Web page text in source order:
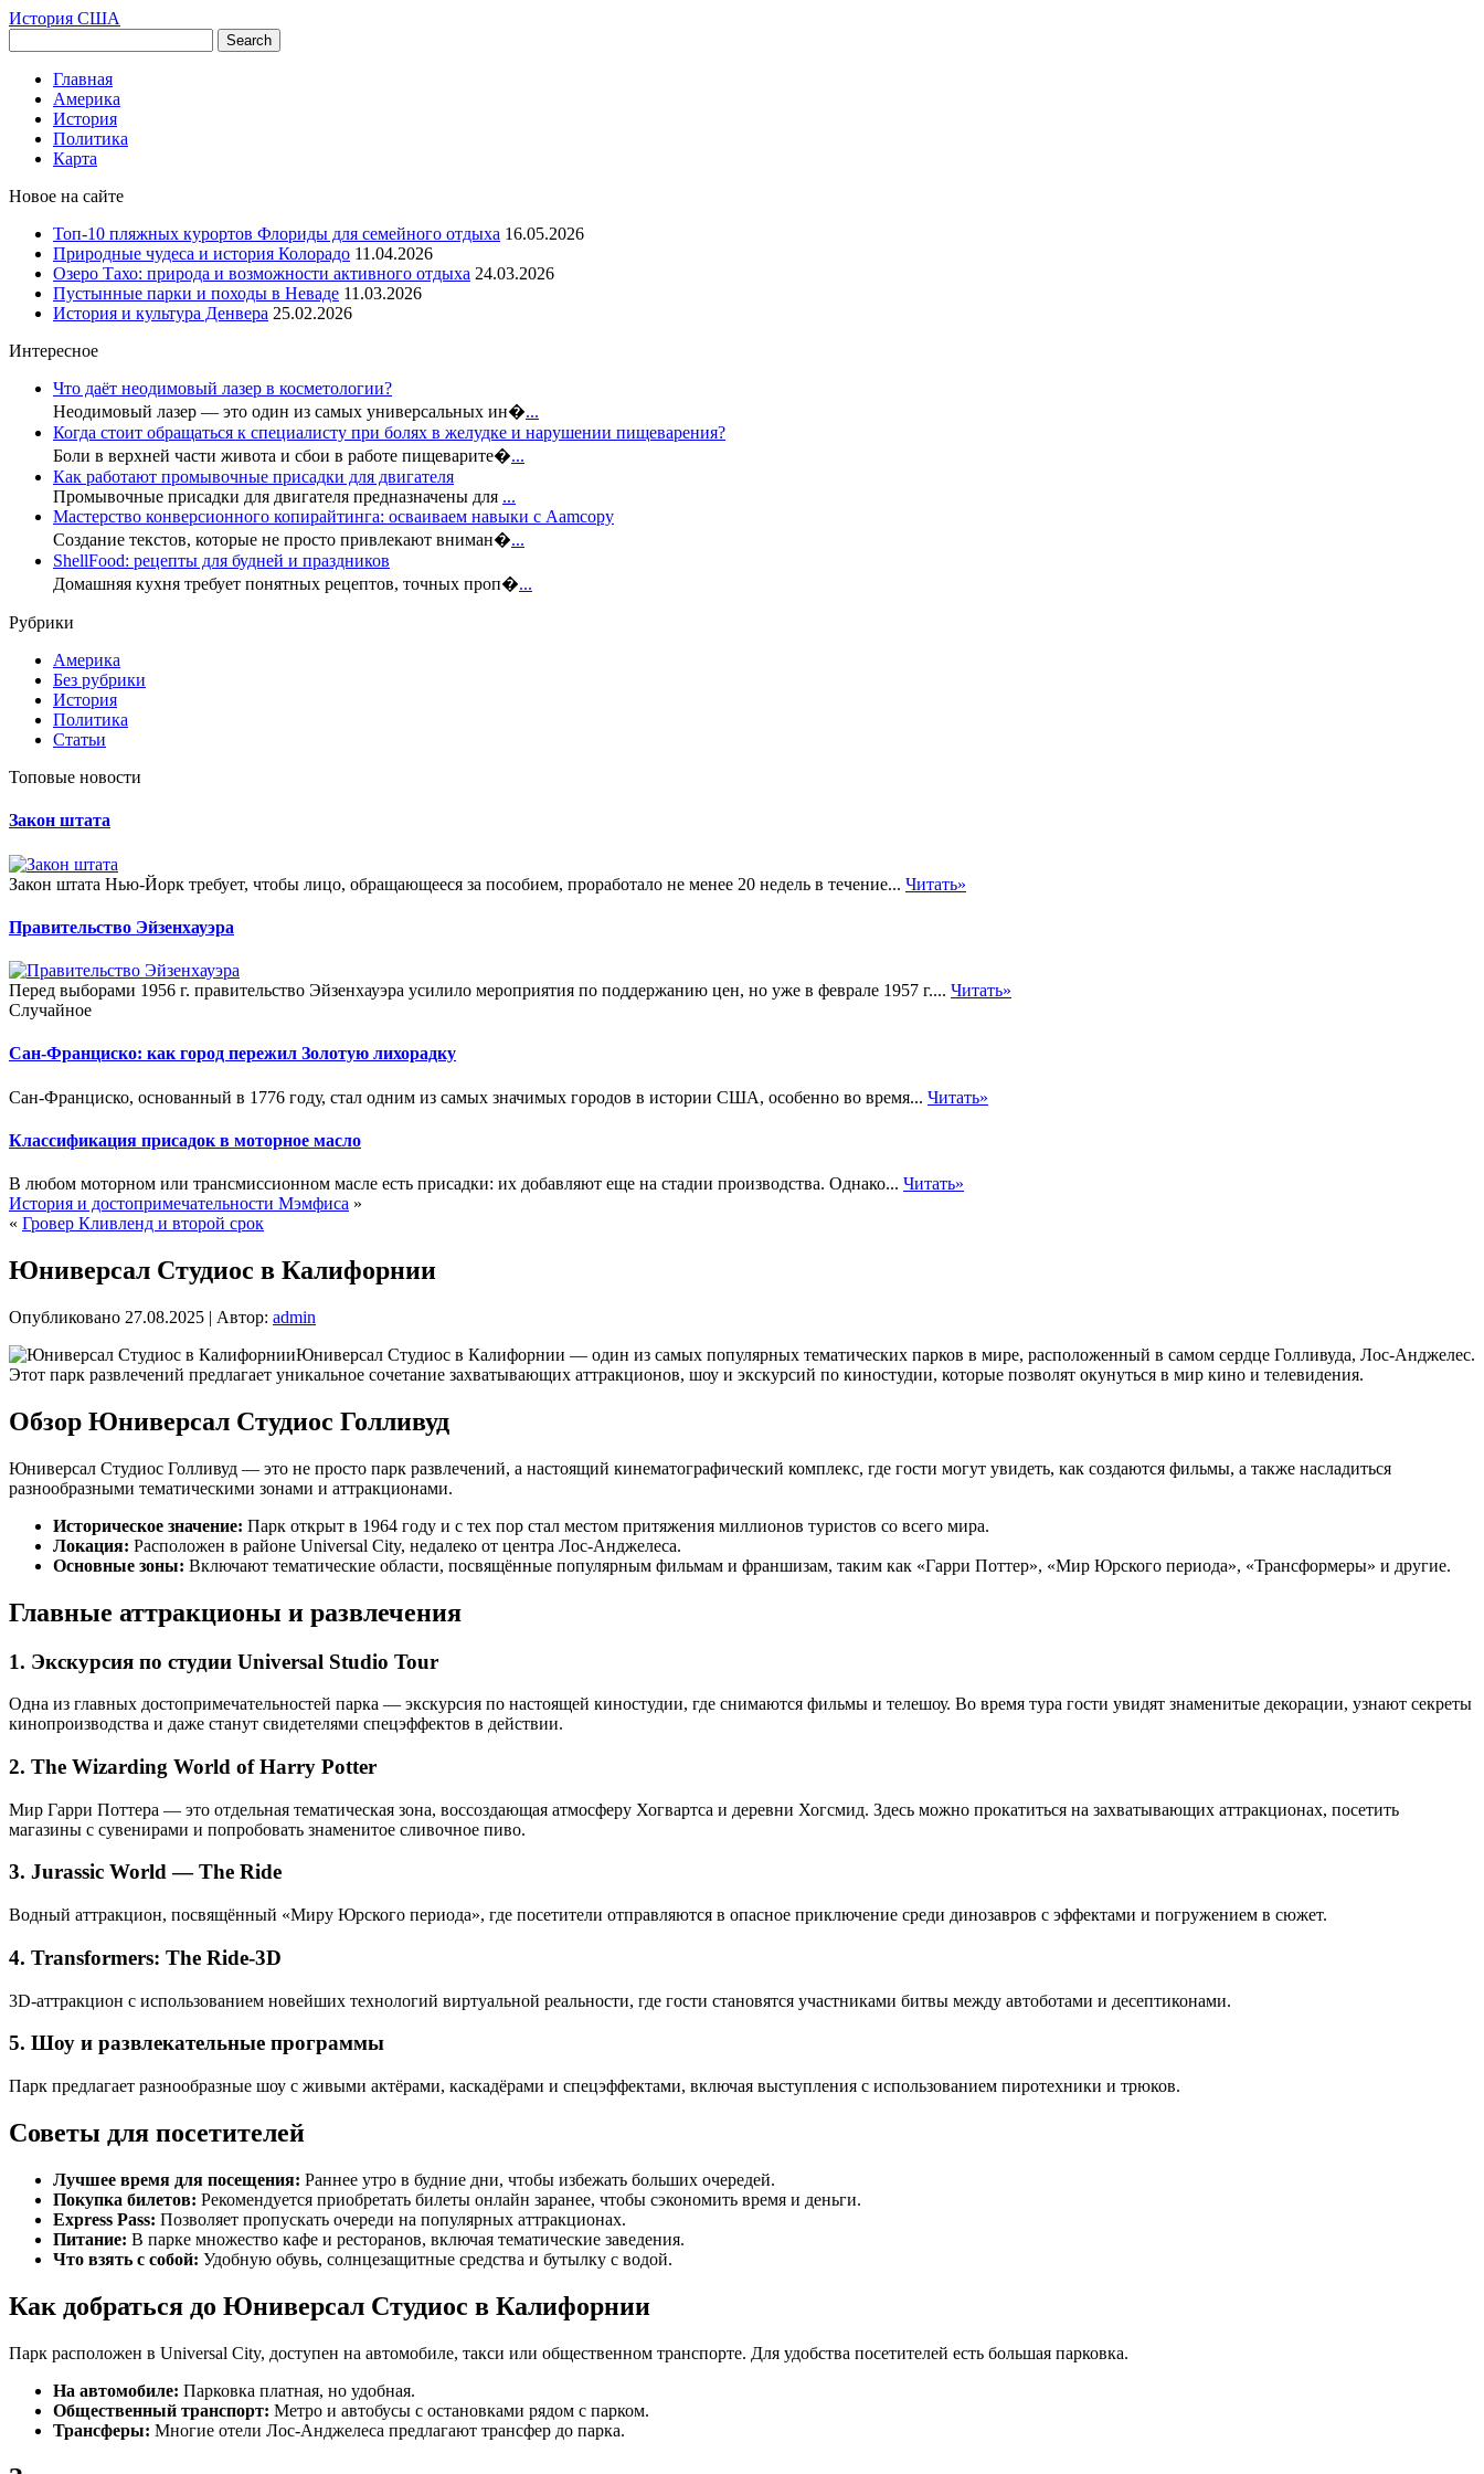
История США
Главная
Америка
История
Политика
Карта
Новое на сайте
Топ-10 пляжных курортов Флориды для семейного отдыха 16.05.2026
Природные чудеса и история Колорадо 11.04.2026
Озеро Тахо: природа и возможности активного отдыха 24.03.2026
Пустынные парки и походы в Неваде 11.03.2026
История и культура Денвера 25.02.2026
Интересное
Что даёт неодимовый лазер в косметологии?
Неодимовый лазер — это один из самых универсальных ин�...
Когда стоит обращаться к специалисту при болях в желудке и нарушении пищеварения?
Боли в верхней части живота и сбои в работе пищеварите�...
Как работают промывочные присадки для двигателя
Промывочные присадки для двигателя предназначены для ...
Мастерство конверсионного копирайтинга: осваиваем навыки с Aamcopy
Создание текстов, которые не просто привлекают вниман�...
ShellFood: рецепты для будней и праздников
Домашняя кухня требует понятных рецептов, точных проп�...
Рубрики
Америка
Без рубрики
История
Политика
Статьи
Топовые новости
Закон штата
Закон штата Нью-Йорк требует, чтобы лицо, обращающееся за пособием, проработало не менее 20 недель в течение... Читать»
Правительство Эйзенхауэра
Перед выборами 1956 г. правительство Эйзенхауэра усилило мероприятия по поддержанию цен, но уже в феврале 1957 г.... Читать»
Случайное
Сан-Франциско: как город пережил Золотую лихорадку
Сан-Франциско, основанный в 1776 году, стал одним из самых значимых городов в истории США, особенно во время... Читать»
Классификация присадок в моторное масло
В любом моторном или трансмиссионном масле есть присадки: их добавляют еще на стадии производства. Однако... Читать»
История и достопримечательности Мэмфиса »
« Гровер Кливленд и второй срок
Юниверсал Студиос в Калифорнии
Опубликовано 27.08.2025 | Автор: admin
Юниверсал Студиос в Калифорнии — один из самых популярных тематических парков в мире, расположенный в самом сердце Голливуда, Лос-Анджелес.
Этот парк развлечений предлагает уникальное сочетание захватывающих аттракционов, шоу и экскурсий по киностудии, которые позволят окунуться в мир кино и телевидения.
Обзор Юниверсал Студиос Голливуд
Юниверсал Студиос Голливуд — это не просто парк развлечений, а настоящий кинематографический комплекс, где гости могут увидеть, как создаются фильмы, а также насладиться
разнообразными тематическими зонами и аттракционами.
Историческое значение: Парк открыт в 1964 году и с тех пор стал местом притяжения миллионов туристов со всего мира.
Локация: Расположен в районе Universal City, недалеко от центра Лос-Анджелеса.
Основные зоны: Включают тематические области, посвящённые популярным фильмам и франшизам, таким как «Гарри Поттер», «Мир Юрского периода», «Трансформеры» и другие.
Главные аттракционы и развлечения
1. Экскурсия по студии Universal Studio Tour
Одна из главных достопримечательностей парка — экскурсия по настоящей киностудии, где снимаются фильмы и телешоу. Во время тура гости увидят знаменитые декорации, узнают секреты
кинопроизводства и даже станут свидетелями спецэффектов в действии.
2. The Wizarding World of Harry Potter
Мир Гарри Поттера — это отдельная тематическая зона, воссоздающая атмосферу Хогвартса и деревни Хогсмид. Здесь можно прокатиться на захватывающих аттракционах, посетить
магазины с сувенирами и попробовать знаменитое сливочное пиво.
3. Jurassic World — The Ride
Водный аттракцион, посвящённый «Миру Юрского периода», где посетители отправляются в опасное приключение среди динозавров с эффектами и погружением в сюжет.
4. Transformers: The Ride-3D
3D-аттракцион с использованием новейших технологий виртуальной реальности, где гости становятся участниками битвы между автоботами и десептиконами.
5. Шоу и развлекательные программы
Парк предлагает разнообразные шоу с живыми актёрами, каскадёрами и спецэффектами, включая выступления с использованием пиротехники и трюков.
Советы для посетителей
Лучшее время для посещения: Раннее утро в будние дни, чтобы избежать больших очередей.
Покупка билетов: Рекомендуется приобретать билеты онлайн заранее, чтобы сэкономить время и деньги.
Express Pass: Позволяет пропускать очереди на популярных аттракционах.
Питание: В парке множество кафе и ресторанов, включая тематические заведения.
Что взять с собой: Удобную обувь, солнцезащитные средства и бутылку с водой.
Как добраться до Юниверсал Студиос в Калифорнии
Парк расположен в Universal City, доступен на автомобиле, такси или общественном транспорте. Для удобства посетителей есть большая парковка.
На автомобиле: Парковка платная, но удобная.
Общественный транспорт: Метро и автобусы с остановками рядом с парком.
Трансферы: Многие отели Лос-Анджелеса предлагают трансфер до парка.